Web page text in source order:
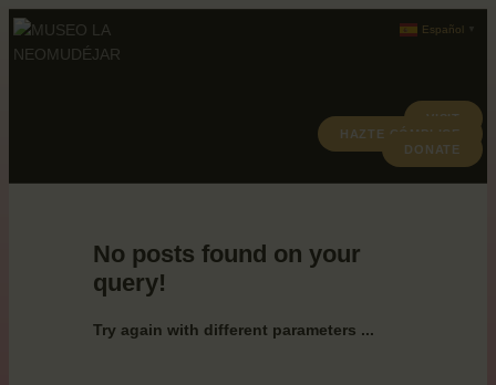
VISIT
HAZTE CÓMPLICE
DONATE
PROGRAMACION
No posts found on your
query!
Try again with different parameters ...
Español